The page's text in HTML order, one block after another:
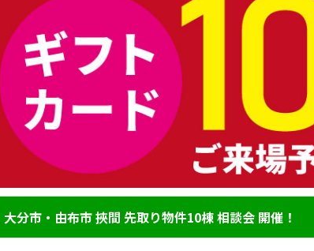
大分市・由布市 挾間 先取り物件10棟 相談会 開催！